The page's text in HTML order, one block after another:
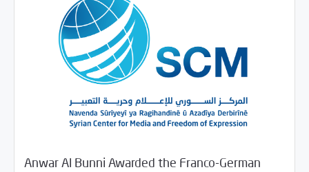
Anwar Al Bunni Awarded the Franco-German
22/2018 SCM Statements